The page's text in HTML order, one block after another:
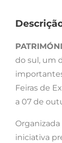
do sul, um
Feiras de
a 07 de
iniciativa